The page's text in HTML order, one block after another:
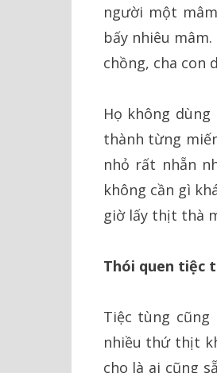
người một
bấy nhiêu
chồng, cha con
Họ không
thành từng
nhỏ rất nhẵn
không cần gì
giờ lấy thịt thà
Thói quen tiệc
Tiệc tùng
nhiều thứ thịt
cho là ai cũng